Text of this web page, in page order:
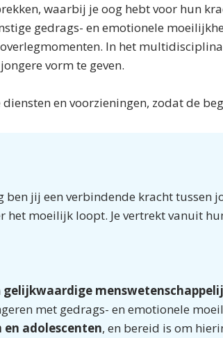
waarbij je oog hebt voor hun
gedrags- en emotionele
In het
vorm te geven.
en voorzieningen, zodat de
jij een verbindende kracht tussen
het moeilijk loopt. Je vertrekt vanuit
gelijkwaardige
met gedrags- en emotionele
adolescenten, en bereid is om